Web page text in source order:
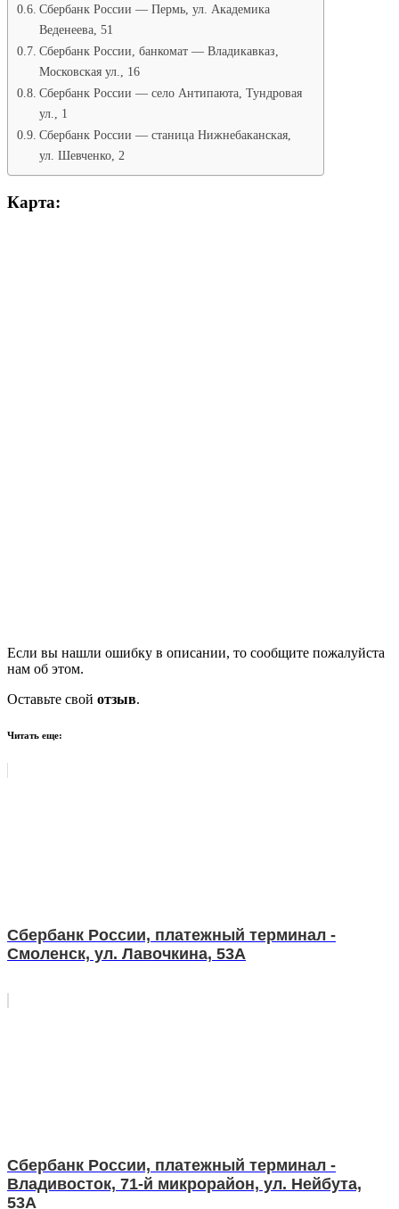
Сбербанк России — Пермь, ул. Академика
Веденеева, 51
Сбербанк России, банкомат — Владикавказ,
Московская ул., 16
Сбербанк России — село Антипаюта, Тундровая
ул., 1
Сбербанк России — станица Нижнебаканская,
ул. Шевченко, 2
Карта:
Если вы нашли ошибку в описании, то сообщите пожалуйста
нам об этом.
Оставьте свой отзыв.
Читать еще:
Сбербанк России, платежный терминал -
Смоленск, ул. Лавочкина, 53А
Сбербанк России, платежный терминал -
Владивосток, 71-й микрорайон, ул. Нейбута,
53А